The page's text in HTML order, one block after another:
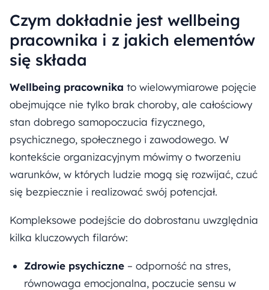
Czym dokładnie jest wellbeing
pracownika i z jakich elementów
się składa
Wellbeing pracownika to wielowymiarowe pojęcie
obejmujące nie tylko brak choroby, ale całościowy
stan dobrego samopoczucia fizycznego,
psychicznego, społecznego i zawodowego. W
kontekście organizacyjnym mówimy o tworzeniu
warunków, w których ludzie mogą się rozwijać, czuć
się bezpiecznie i realizować swój potencjał.
Kompleksowe podejście do dobrostanu uwzględnia
kilka kluczowych filarów:
Zdrowie psychiczne – odporność na stres,
równowaga emocjonalna, poczucie sensu w